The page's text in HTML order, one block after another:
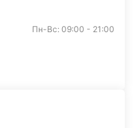
Пн-Вс: 09:00 - 21:00